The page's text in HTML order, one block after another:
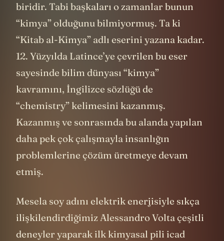
biridir. Tabi başkaları o zamanlar bunun
“kimya” olduğunu bilmiyormuş. Ta ki
“Kitab al-Kimya” adlı eserini yazana kadar.
12. Yüzyılda Latince’ye çevrilen bu eser
sayesinde bilim dünyası “kimya”
kavramını, İngilizce sözlüğü de
“chemistry” kelimesini kazanmış.
Kazanmış ve sonrasında bu alanda yapılan
daha pek çok çalışmayla insanlığın
problemlerine çözüm üretmeye devam
etmiş.
Mesela soy adını elektrik enerjisiyle sıkça
ilişkilendirdiğimiz Alessandro Volta çeşitli
deneyler yaparak ilk kimyasal pili icad